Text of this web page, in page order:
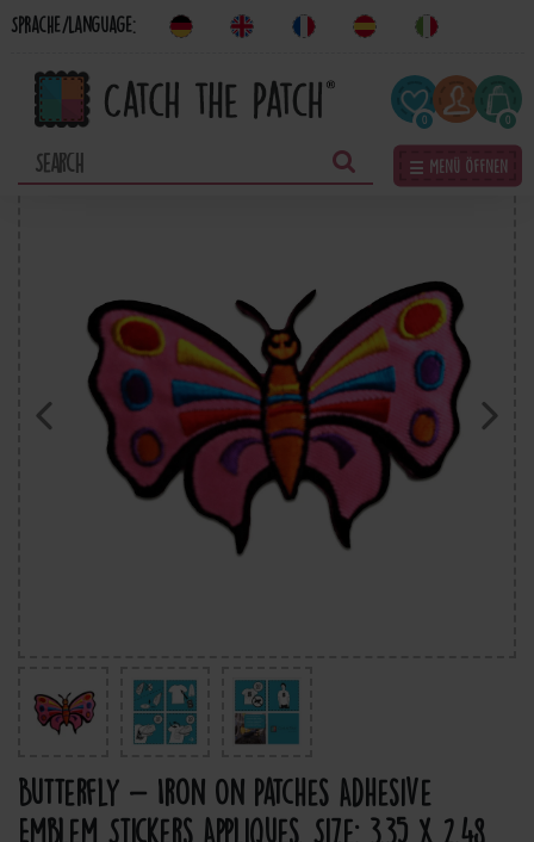
Sprache/Language:
0
☰ Menü öffnen
Butterfly - Iron On Patches Adhesive
Emblem Stickers Appliques, Size: 3.35 x 2.48